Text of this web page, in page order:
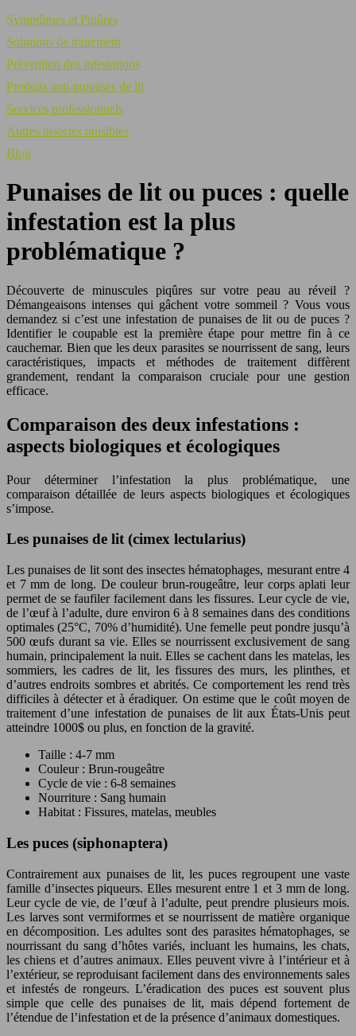
Symptômes et Piqûres
Solutions de traitement
Prévention des infestations
Produits anti-punaises de lit
Services professionnels
Autres insectes nuisibles
Blog
Punaises de lit ou puces : quelle
infestation est la plus
problématique ?
Découverte de minuscules piqûres sur votre peau au réveil ?
Démangeaisons intenses qui gâchent votre sommeil ? Vous vous
demandez si c’est une infestation de punaises de lit ou de puces ?
Identifier le coupable est la première étape pour mettre fin à ce
cauchemar. Bien que les deux parasites se nourrissent de sang, leurs
caractéristiques, impacts et méthodes de traitement diffèrent
grandement, rendant la comparaison cruciale pour une gestion
efficace.
Comparaison des deux infestations :
aspects biologiques et écologiques
Pour déterminer l’infestation la plus problématique, une
comparaison détaillée de leurs aspects biologiques et écologiques
s’impose.
Les punaises de lit (cimex lectularius)
Les punaises de lit sont des insectes hématophages, mesurant entre 4
et 7 mm de long. De couleur brun-rougeâtre, leur corps aplati leur
permet de se faufiler facilement dans les fissures. Leur cycle de vie,
de l’œuf à l’adulte, dure environ 6 à 8 semaines dans des conditions
optimales (25°C, 70% d’humidité). Une femelle peut pondre jusqu’à
500 œufs durant sa vie. Elles se nourrissent exclusivement de sang
humain, principalement la nuit. Elles se cachent dans les matelas, les
sommiers, les cadres de lit, les fissures des murs, les plinthes, et
d’autres endroits sombres et abrités. Ce comportement les rend très
difficiles à détecter et à éradiquer. On estime que le coût moyen de
traitement d’une infestation de punaises de lit aux États-Unis peut
atteindre 1000$ ou plus, en fonction de la gravité.
Taille : 4-7 mm
Couleur : Brun-rougeâtre
Cycle de vie : 6-8 semaines
Nourriture : Sang humain
Habitat : Fissures, matelas, meubles
Les puces (siphonaptera)
Contrairement aux punaises de lit, les puces regroupent une vaste
famille d’insectes piqueurs. Elles mesurent entre 1 et 3 mm de long.
Leur cycle de vie, de l’œuf à l’adulte, peut prendre plusieurs mois.
Les larves sont vermiformes et se nourrissent de matière organique
en décomposition. Les adultes sont des parasites hématophages, se
nourrissant du sang d’hôtes variés, incluant les humains, les chats,
les chiens et d’autres animaux. Elles peuvent vivre à l’intérieur et à
l’extérieur, se reproduisant facilement dans des environnements sales
et infestés de rongeurs. L’éradication des puces est souvent plus
simple que celle des punaises de lit, mais dépend fortement de
l’étendue de l’infestation et de la présence d’animaux domestiques.